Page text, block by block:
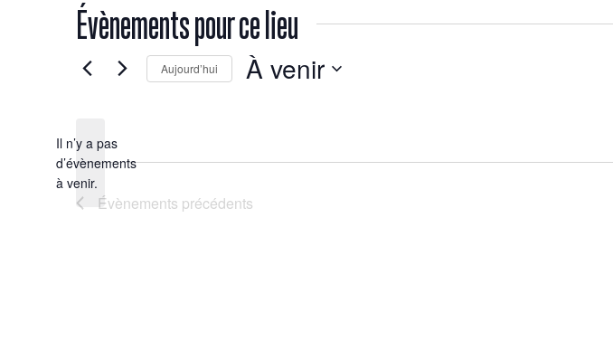
Évènements pour ce lieu
Notice
Il n’y a pas
d’évènements
à venir.
Aujourd’hui À venir
Évènements précédents